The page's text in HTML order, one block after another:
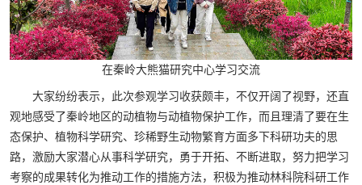
在秦岭大熊猫研究中心学习交流
大家纷纷表示，此次参观学习收获颇丰，不仅开阔了视野，还直
观地感受了秦岭地区的动植物与动植物保护工作，而且理清了要在生
态保护、植物科学研究、珍稀野生动物繁育方面多下科研功夫的思
路，激励大家潜心从事科学研究，勇于开拓、不断进取，努力把学习
考察的成果转化为推动工作的措施方法，积极为推动林科院科研工作